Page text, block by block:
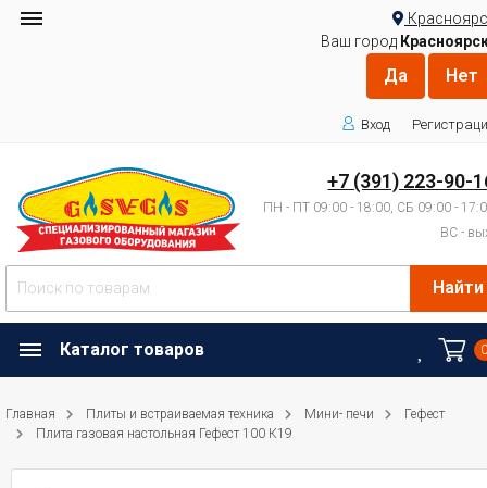
Ваш город
Вход
+7 (391) 223-90-
ПН - ПТ 09:00 - 18:00, СБ 09:00 -
ВС -
Найти
Каталог товаров
Главная Плиты и встраиваемая техника Мини- печи
Гефест
Плита газовая настольная Гефест 100 К19